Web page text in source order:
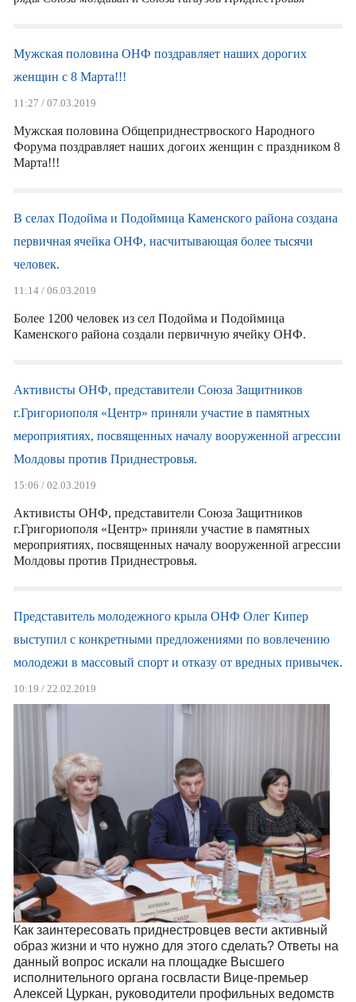
Мужская половина ОНФ поздравляет наших дорогих
женщин с 8 Марта!!!
11:27 / 07.03.2019
Мужская половина Общеприднестрвоского Народного
Форума поздравляет наших догоих женщин с праздником 8
Марта!!!
В селах Подойма и Подоймица Каменского района создана
первичная ячейка ОНФ, насчитывающая более тысячи
человек.
11:14 / 06.03.2019
Более 1200 человек из сел Подойма и Подоймица
Каменского района создали первичную ячейку ОНФ.
Активисты ОНФ, представители Союза Защитников
г.Григориополя «Центр» приняли участие в памятных
мероприятиях, посвященных началу вооруженной агрессии
Молдовы против Приднестровья.
15:06 / 02.03.2019
Активисты ОНФ, представители Союза Защитников
г.Григориополя «Центр» приняли участие в памятных
мероприятиях, посвященных началу вооруженной агрессии
Молдовы против Приднестровья.
Представитель молодежного крыла ОНФ Олег Кипер
выступил с конкретными предложениями по вовлечению
молодежи в массовый спорт и отказу от вредных привычек.
10:19 / 22.02.2019
Как заинтересовать приднестровцев вести активный
образ жизни и что нужно для этого сделать? Ответы на
данный вопрос искали на площадке Высшего
исполнительного органа госвласти Вице-премьер
Алексей Цуркан, руководители профильных ведомств